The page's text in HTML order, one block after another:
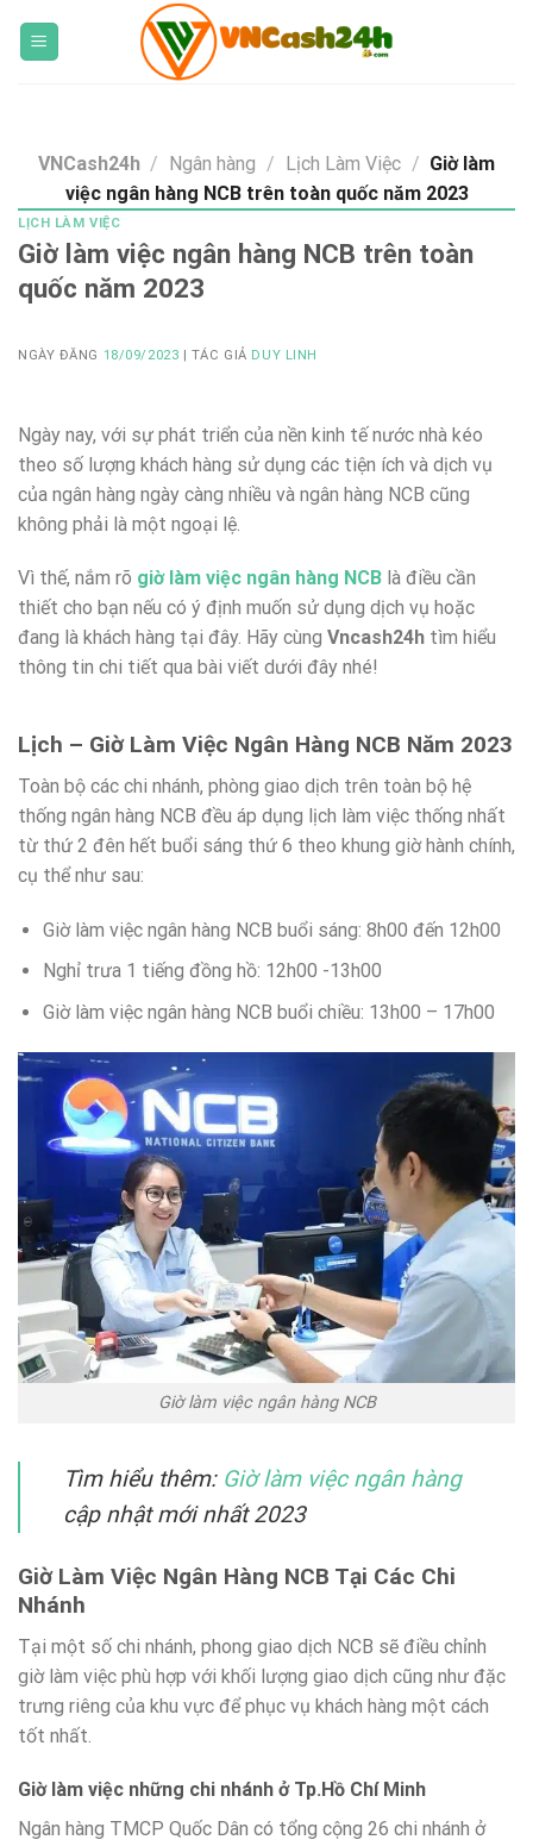
VNCash24h / Ngân hàng / Lịch Làm Việc / Giờ làm
việc ngân hàng NCB trên toàn quốc năm 2023
LỊCH LÀM VIỆC
Giờ làm việc ngân hàng NCB trên toàn
quốc năm 2023
NGÀY ĐĂNG 18/09/2023 | TÁC GIẢ DUY LINH
Ngày nay, với sự phát triển của nền kinh tế nước nhà kéo
theo số lượng khách hàng sử dụng các tiện ích và dịch vụ
của ngân hàng ngày càng nhiều và ngân hàng NCB cũng
không phải là một ngoại lệ.
Vì thế, nắm rõ giờ làm việc ngân hàng NCB là điều cần
thiết cho bạn nếu có ý định muốn sử dụng dịch vụ hoặc
đang là khách hàng tại đây. Hãy cùng Vncash24h tìm hiểu
thông tin chi tiết qua bài viết dưới đây nhé!
Lịch – Giờ Làm Việc Ngân Hàng NCB Năm 2023
Toàn bộ các chi nhánh, phòng giao dịch trên toàn bộ hệ
thống ngân hàng NCB đều áp dụng lịch làm việc thống nhất
từ thứ 2 đên hết buổi sáng thứ 6 theo khung giờ hành chính,
cụ thể như sau:
Giờ làm việc ngân hàng NCB buổi sáng: 8h00 đến 12h00
Nghỉ trưa 1 tiếng đồng hồ: 12h00 -13h00
Giờ làm việc ngân hàng NCB buổi chiều: 13h00 – 17h00
Giờ làm việc ngân hàng NCB
Tìm hiểu thêm: Giờ làm việc ngân hàng
cập nhật mới nhất 2023
Giờ Làm Việc Ngân Hàng NCB Tại Các Chi
Nhánh
Tại một số chi nhánh, phong giao dịch NCB sẽ điều chỉnh
giờ làm việc phù hợp với khối lượng giao dịch cũng như đặc
trưng riêng của khu vực để phục vụ khách hàng một cách
tốt nhất.
Giờ làm việc những chi nhánh ở Tp.Hồ Chí Minh
Ngân hàng TMCP Quốc Dân có tổng cộng 26 chi nhánh ở